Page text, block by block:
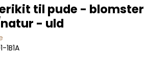
til pude - blomster
- uld
1B1A